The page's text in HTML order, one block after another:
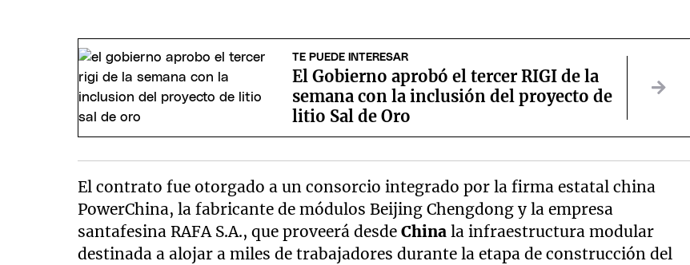
TE PUEDE INTERESAR
El Gobierno aprobó el tercer RIGI de la
semana con la inclusión del proyecto de
litio Sal de Oro
El contrato fue otorgado a un consorcio integrado por la firma estatal china
PowerChina, la fabricante de módulos Beijing Chengdong y la empresa
santafesina RAFA S.A., que proveerá desdeChina la infraestructura modular
destinada a alojar a miles de trabajadores durante la etapa de construcción del